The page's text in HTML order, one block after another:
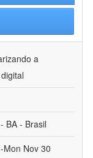
a
BA - Brasil
Mon Nov 30